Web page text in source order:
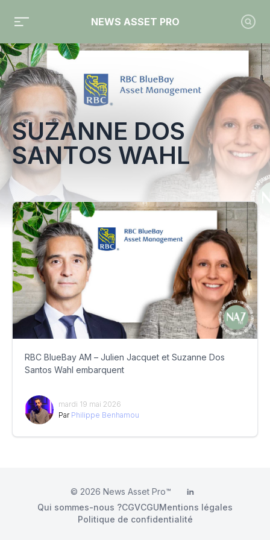
NEWS ASSET PRO
Toute l'actualité sur le tag "Suzanne Dos Santos Wahl"
SUZANNE DOS
SANTOS WAHL
RBC BlueBay AM – Julien Jacquet et Suzanne Dos
Santos Wahl embarquent
mardi 19 mai 2026
Par Philippe Benhamou
© 2026 News Asset Pro™ LinkedIn
Qui sommes-nous ?CGVCGUMentions légales
Politique de confidentialité